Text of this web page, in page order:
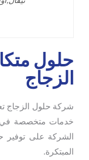
حلول
الزجاج
شركة حلول الزجاج
خدمات متخصصة في
الشركة على توفير
المبتكرة.